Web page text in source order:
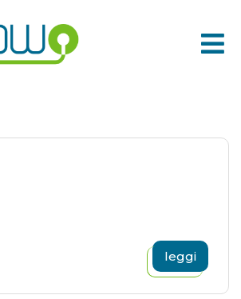
leggi